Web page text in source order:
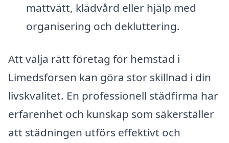
mattvätt, klädvård eller hjälp med
organisering och dekluttering.
Att välja rätt företag för hemstäd i
Limedsforsen kan göra stor skillnad i din
livskvalitet. En professionell städfirma har
erfarenhet och kunskap som säkerställer
att städningen utförs effektivt och